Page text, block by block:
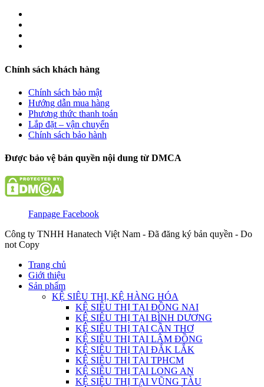
Chính sách khách hàng
Chính sách bảo mật
Hướng dẫn mua hàng
Phương thức thanh toán
Lắp đặt – vận chuyển
Chính sách bảo hành
Được bảo vệ bản quyền nội dung từ DMCA
Fanpage Facebook
Công ty TNHH Hanatech Việt Nam - Đã đăng ký bản quyền - Do
not Copy
Trang chủ
Giới thiệu
Sản phẩm
KỆ SIÊU THỊ, KỆ HÀNG HÓA
KỆ SIÊU THỊ TẠI ĐỒNG NAI
KỆ SIÊU THỊ TẠI BÌNH DƯƠNG
KỆ SIÊU THỊ TẠI CẦN THƠ
KỆ SIÊU THỊ TẠI LÂM ĐỒNG
KỆ SIÊU THỊ TẠI ĐẮK LẮK
KỆ SIÊU THỊ TẠI TPHCM
KỆ SIÊU THỊ TẠI LONG AN
KỆ SIÊU THỊ TẠI VŨNG TÀU